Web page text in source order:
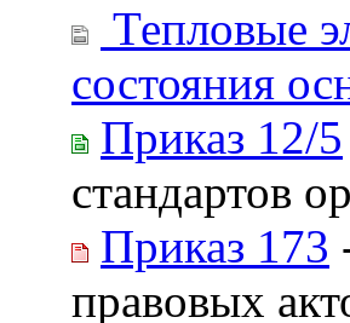
Тепловые
состояния
Приказ 12/5
стандартов
Приказ 173
правовых